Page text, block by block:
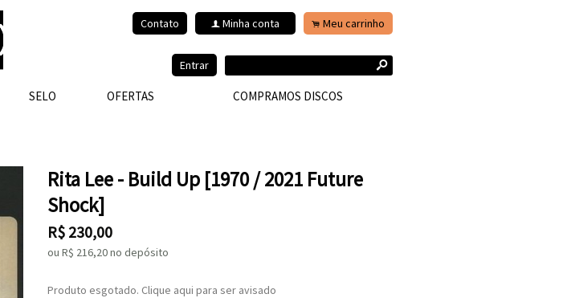
Contato f Minha conta . Meu carrinho
Entrar s
SELO OFERTAS COMPRAMOS DISCOS
Rita Lee - Build Up [1970 / 2021 Future
Shock]
R$ 230,00
ou R$ 216,20no depósito
Produto esgotado. Clique aqui para ser avisado